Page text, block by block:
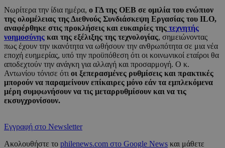
Νωρίτερα την ίδια ημέρα, ο ΓΔ της ΟΕΒ σε ομιλία του ενώπιον
της ολομέλειας της Διεθνούς Συνδιάσκεψη Εργασίας του ILO,
αναφέρθηκε στις προκλήσεις και ευκαιρίες της τεχνητής
νοημοσύνης και της εξέλιξης της τεχνολογίας, σημειώνοντας
πως έχουν την ικανότητα να ωθήσουν την ανθρωπότητα σε μια νέα
εποχή ευημερίας, υπό την προϋπόθεση ότι οι κοινωνικοί εταίροι θα
αποδεχτούν την ανάγκη για αλλαγή και προσαρμογή. Ο κ.
Αντωνίου τόνισε ότι οι ξεπερασμένες ρυθμίσεις και πρακτικές
μπορούν να παραμείνουν επίκαιρες μόνο εάν τα εμπλεκόμενα
μέρη συμφωνήσουν να τις μεταρρυθμίσουν και να τις
εκσυγχρονίσουν.
Εγγραφή στο Newsletter
Ακολουθήστε το philenews.com στο Google News και μάθετε